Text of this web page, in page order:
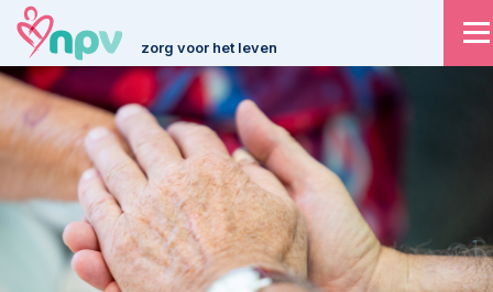
zorg voor het leven